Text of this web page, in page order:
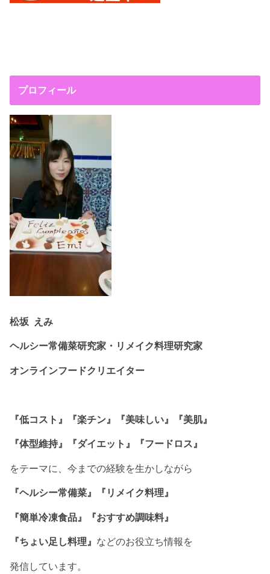
プロフィール
松坂 えみ
ヘルシー常備菜研究家・リメイク料理研究家
オンラインフードクリエイター
『低コスト』『楽チン』『美味しい』『美肌』
『体型維持』『ダイエット』『フードロス』
をテーマに、今までの経験を生かしながら
『ヘルシー常備菜』『リメイク料理』
『簡単冷凍食品』『おすすめ調味料』
『ちょい足し料理』 などのお役立ち情報を
発信しています。